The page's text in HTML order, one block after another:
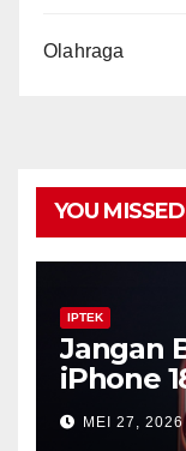
Olahraga
YOU MISSED
IPTEK
Jangan
iPhone
Justru
MEI 27, 2026